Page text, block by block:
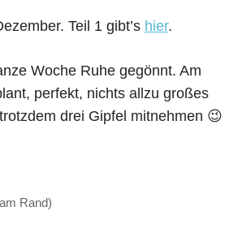
Teil 1 gibt’s hier.
Woche Ruhe gegönnt. Am
perfekt, nichts allzu großes
drei Gipfel mitnehmen 😉
Rand)